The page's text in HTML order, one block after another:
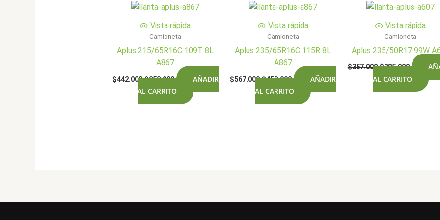
Vista rápida
Camioneta
Aplus 215/65R16C 109T 8L
A867
$442.000El
original
era:
$353.900El
actual
es:
AÑADIR
AL CARRITO
Vista rápida
Camioneta
Aplus 235/65R16C 115R 8L
A867
$567.000El
original
era:
$453.900El
actual
es:
AÑADIR
AL CARRITO
Vista rápida
Camioneta
Aplus 235/50R17 99W
$357.000El
original
era:
$285.900El
actual
es:
AL CARRITO